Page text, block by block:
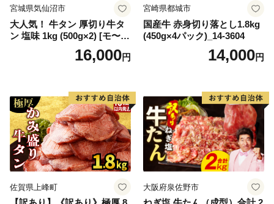
宮城県気仙沼市
大人気！ 牛タン 厚切り牛タ
ン 塩味 1kg (500g×2) [モ〜ラ
ンド 宮城県 気仙沼市 205646
60] 肉 牛肉 精肉 牛たん 牛タ
厚切り タン
16,000円
宮崎県都城市
国産牛 赤身切り落とし1.8kg
(450g×4パック)_14-3604
14,000円
佐賀県上峰町 大阪府泉佐野市